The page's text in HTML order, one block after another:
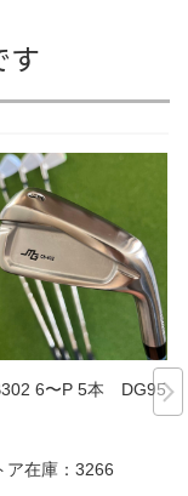
す
6〜P 5本 DG95 S
在庫： 3266